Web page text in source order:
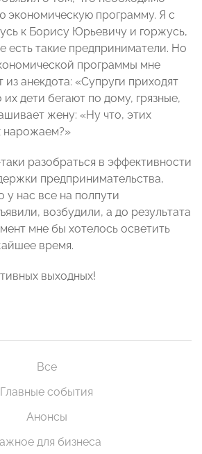
экономическую программу. Я с
к Борису Юрьевичу и горжусь,
есть такие предприниматели. Но
программы мне
из анекдота: «Супруги приходят
дети бегают по дому, грязные,
жену: «Ну что, этих
нарожаем?»
разобраться в эффективности
предпринимательства,
у нас все на полпути
возбудили, а до результата
мне бы хотелось осветить
время.
выходных!
Все
Главные события
Анонсы
для бизнеса